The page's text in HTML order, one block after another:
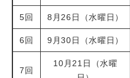
5回 8月26日（水曜日）
6回 9月30日（水曜日）
7回
10月21日（水曜